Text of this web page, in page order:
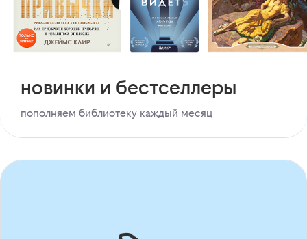
новинки и бестселлеры
пополняем библиотеку каждый месяц